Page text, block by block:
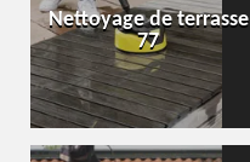
Nettoyage de terrasse
77